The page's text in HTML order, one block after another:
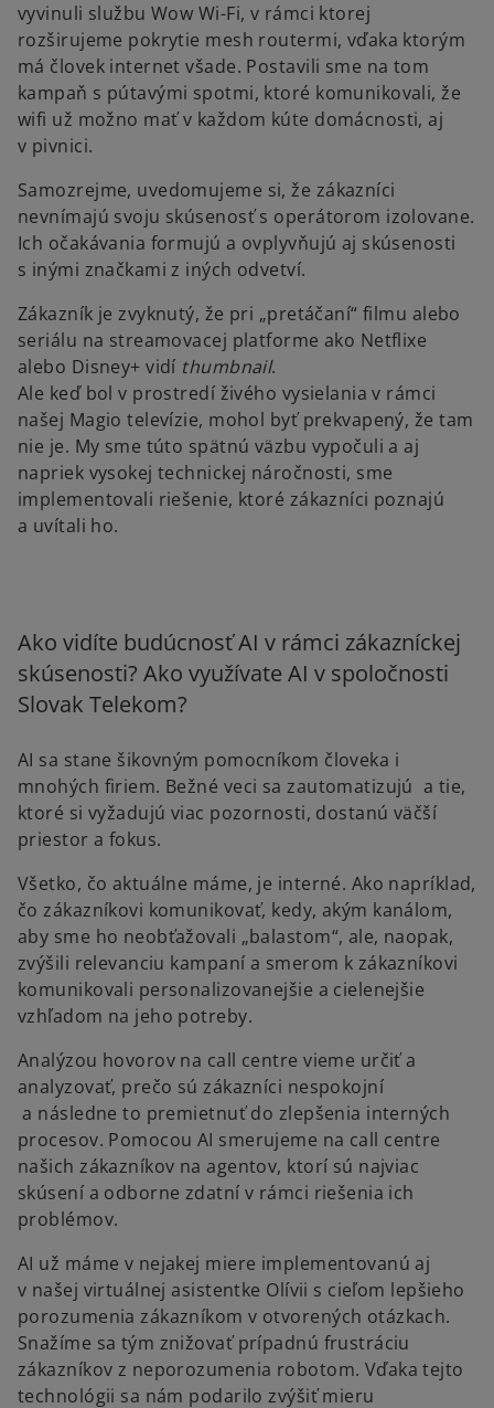
vyvinuli službu Wow Wi-Fi, v rámci ktorej
rozširujeme pokrytie mesh routermi, vďaka ktorým
má človek internet všade. Postavili sme na tom
kampaň s pútavými spotmi, ktoré komunikovali, že
wifi už možno mať v každom kúte domácnosti, aj
v pivnici.
Samozrejme, uvedomujeme si, že zákazníci
nevnímajú svoju skúsenosť s operátorom izolovane.
Ich očakávania formujú a ovplyvňujú aj skúsenosti
s inými značkami z iných odvetví.
Zákazník je zvyknutý, že pri „pretáčaní“ filmu alebo
seriálu na streamovacej platforme ako Netflixe
alebo Disney+ vidí thumbnail.
Ale keď bol v prostredí živého vysielania v rámci
našej Magio televízie, mohol byť prekvapený, že tam
nie je. My sme túto spätnú väzbu vypočuli a aj
napriek vysokej technickej náročnosti, sme
implementovali riešenie, ktoré zákazníci poznajú
a uvítali ho.
Ako vidíte budúcnosť AI v rámci zákazníckej
skúsenosti? Ako využívate AI v spoločnosti
Slovak Telekom?
AI sa stane šikovným pomocníkom človeka i
mnohých firiem. Bežné veci sa zautomatizujú a tie,
ktoré si vyžadujú viac pozornosti, dostanú väčší
priestor a fokus.
Všetko, čo aktuálne máme, je interné. Ako napríklad,
čo zákazníkovi komunikovať, kedy, akým kanálom,
aby sme ho neobťažovali „balastom“, ale, naopak,
zvýšili relevanciu kampaní a smerom k zákazníkovi
komunikovali personalizovanejšie a cielenejšie
vzhľadom na jeho potreby.
Analýzou hovorov na call centre vieme určiť a
analyzovať, prečo sú zákazníci nespokojní
a následne to premietnuť do zlepšenia interných
procesov. Pomocou AI smerujeme na call centre
našich zákazníkov na agentov, ktorí sú najviac
skúsení a odborne zdatní v rámci riešenia ich
problémov.
AI už máme v nejakej miere implementovanú aj
v našej virtuálnej asistentke Olívii s cieľom lepšieho
porozumenia zákazníkom v otvorených otázkach.
Snažíme sa tým znižovať prípadnú frustráciu
zákazníkov z neporozumenia robotom. Vďaka tejto
technológii sa nám podarilo zvýšiť mieru